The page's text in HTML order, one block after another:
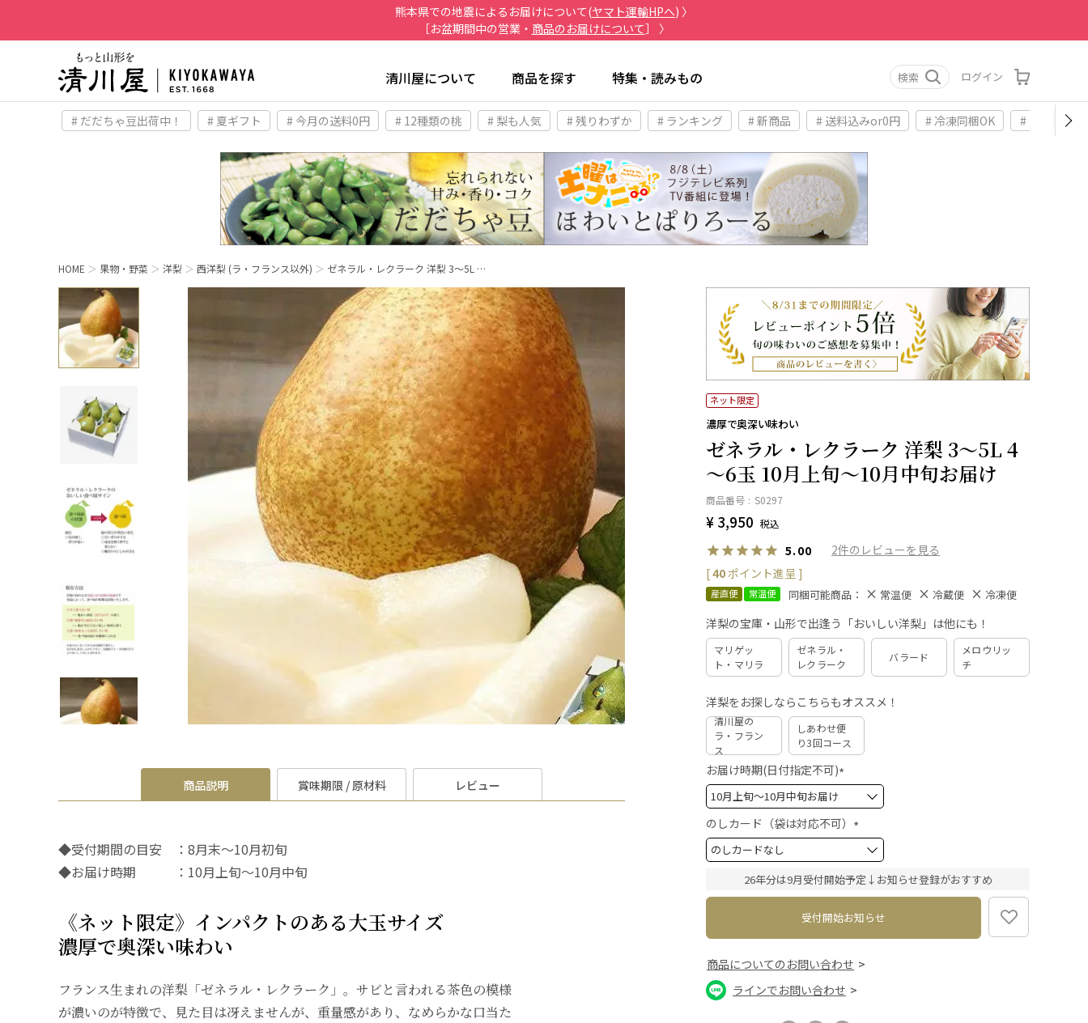
熊本県での地震によるお届けについて(ヤマト運輸HPへ) 〉
［お盆期間中の営業・ 商品のお届けについて］ 〉
清川屋について 商品を探す 特集・読みもの 検索 ログイン
# だだちゃ豆出荷中！ # 夏ギフト # 今月の送料0円 # 12種類の桃 # 梨も人気 # 残りわずか # ランキング # 新商品 # 送料込みor0円 # 冷凍同梱OK # お土産
HOME 果物・野菜 洋梨 西洋梨 (ラ・フランス以外) ゼネラル・レクラーク 洋梨 3～5L …
商品説明 賞味期限 / 原材料 レビュー
◆受付期間の目安 ：8月末～10月初旬
◆お届け時期 ：10月上旬～10月中旬
《ネット限定》インパクトのある大玉サイズ
濃厚で奥深い味わい
フランス生まれの洋梨「ゼネラル・レクラーク」。サビと言われる茶色の模様
が濃いのが特徴で、見た目は冴えませんが、重量感があり、なめらかな口当た
ネット限定
濃厚で奥深い味わい
ゼネラル・レクラーク 洋梨 3～5L 4
～6玉 10月上旬～10月中旬お届け
商品番号 S0297
¥ 3,950 税込
5.00
2
[40ポイント進呈 ]
産直便 常温便 同梱可能商品： 常温便 冷蔵便 冷凍便
洋梨の宝庫・山形で出逢う「おいしい洋梨」は他にも！
マリゲッ
ト・マリラ
ゼネラル・
レクラーク
バラード
メロウリッ
チ
洋梨をお探しならこちらもオススメ！
清川屋の
ラ・フラン
ス
しあわせ便
り3回コース
お届け時期(日付指定不可)
必
須
)
のしカード（袋は対応不可）
必
須
26年分は9月受付開始予定↓お知らせ登録がおすすめ
受付開始お知らせ
商品についてのお問い合わせ
ラインでお問い合わせ